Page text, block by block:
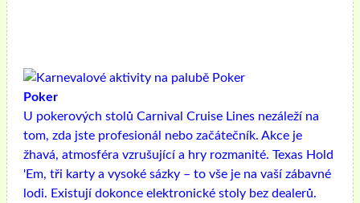
Poker
U pokerových stolů Carnival Cruise Lines nezáleží na
tom, zda jste profesionál nebo začátečník. Akce je
žhavá, atmosféra vzrušující a hry rozmanité. Texas Hold
'Em, tři karty a vysoké sázky – to vše je na vaší zábavné
lodi. Existují dokonce elektronické stoly bez dealerů.